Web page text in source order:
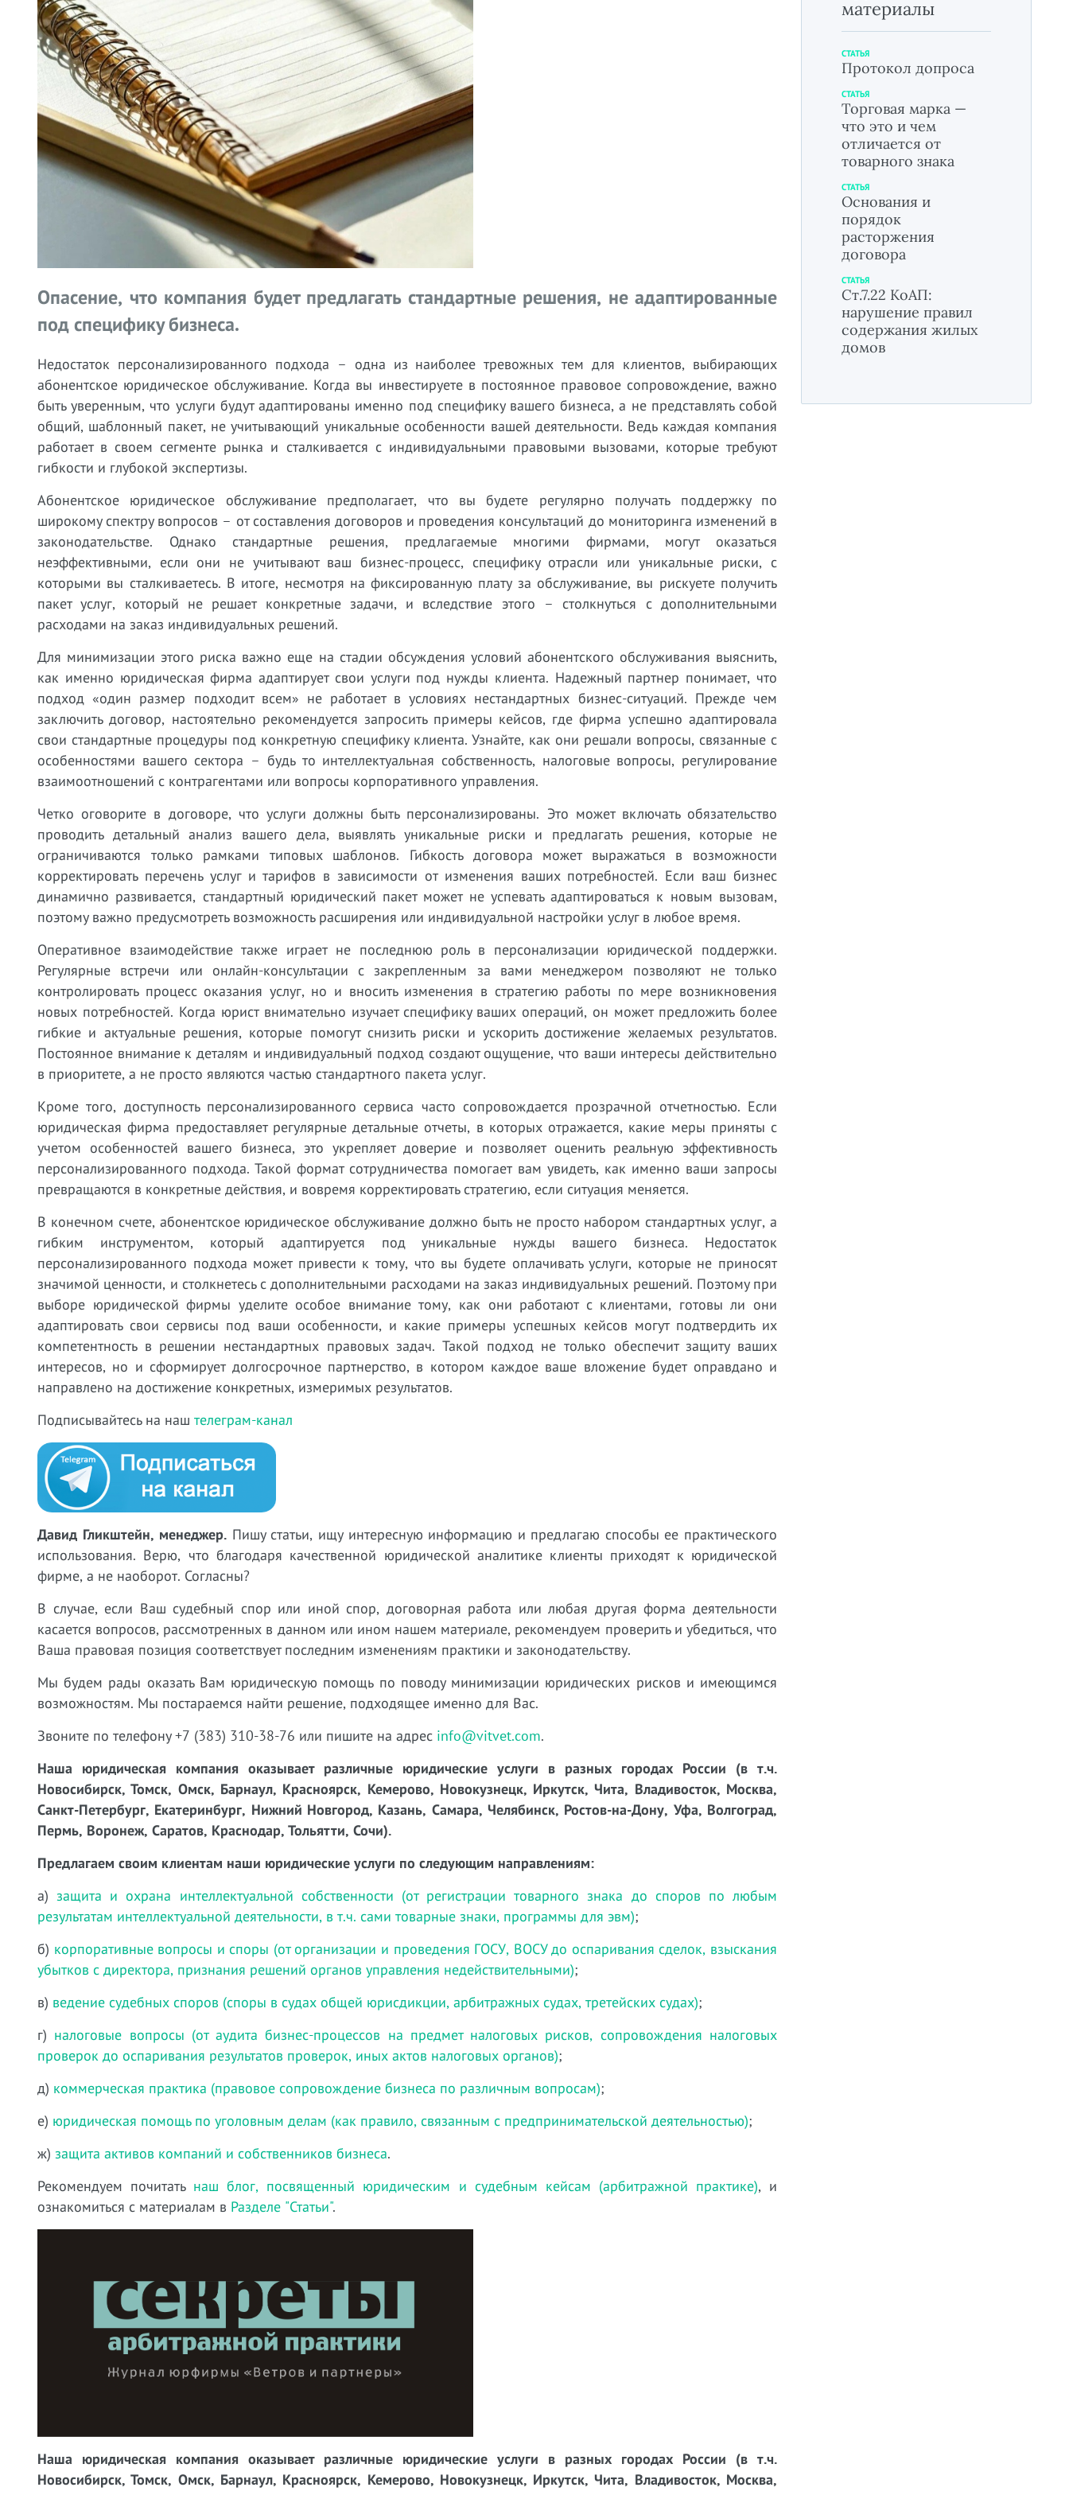
Опасение, что компания будет предлагать стандартные решения, не адаптированные
под специфику бизнеса.
Недостаток персонализированного подхода – одна из наиболее тревожных тем для клиентов, выбирающих
абонентское юридическое обслуживание. Когда вы инвестируете в постоянное правовое сопровождение, важно
быть уверенным, что услуги будут адаптированы именно под специфику вашего бизнеса, а не представлять собой
общий, шаблонный пакет, не учитывающий уникальные особенности вашей деятельности. Ведь каждая компания
работает в своем сегменте рынка и сталкивается с индивидуальными правовыми вызовами, которые требуют
гибкости и глубокой экспертизы.
Абонентское юридическое обслуживание предполагает, что вы будете регулярно получать поддержку по
широкому спектру вопросов – от составления договоров и проведения консультаций до мониторинга изменений в
законодательстве. Однако стандартные решения, предлагаемые многими фирмами, могут оказаться
неэффективными, если они не учитывают ваш бизнес-процесс, специфику отрасли или уникальные риски, с
которыми вы сталкиваетесь. В итоге, несмотря на фиксированную плату за обслуживание, вы рискуете получить
пакет услуг, который не решает конкретные задачи, и вследствие этого – столкнуться с дополнительными
расходами на заказ индивидуальных решений.
Для минимизации этого риска важно еще на стадии обсуждения условий абонентского обслуживания выяснить,
как именно юридическая фирма адаптирует свои услуги под нужды клиента. Надежный партнер понимает, что
подход «один размер подходит всем» не работает в условиях нестандартных бизнес-ситуаций. Прежде чем
заключить договор, настоятельно рекомендуется запросить примеры кейсов, где фирма успешно адаптировала
свои стандартные процедуры под конкретную специфику клиента. Узнайте, как они решали вопросы, связанные с
особенностями вашего сектора – будь то интеллектуальная собственность, налоговые вопросы, регулирование
взаимоотношений с контрагентами или вопросы корпоративного управления.
Четко оговорите в договоре, что услуги должны быть персонализированы. Это может включать обязательство
проводить детальный анализ вашего дела, выявлять уникальные риски и предлагать решения, которые не
ограничиваются только рамками типовых шаблонов. Гибкость договора может выражаться в возможности
корректировать перечень услуг и тарифов в зависимости от изменения ваших потребностей. Если ваш бизнес
динамично развивается, стандартный юридический пакет может не успевать адаптироваться к новым вызовам,
поэтому важно предусмотреть возможность расширения или индивидуальной настройки услуг в любое время.
Оперативное взаимодействие также играет не последнюю роль в персонализации юридической поддержки.
Регулярные встречи или онлайн-консультации с закрепленным за вами менеджером позволяют не только
контролировать процесс оказания услуг, но и вносить изменения в стратегию работы по мере возникновения
новых потребностей. Когда юрист внимательно изучает специфику ваших операций, он может предложить более
гибкие и актуальные решения, которые помогут снизить риски и ускорить достижение желаемых результатов.
Постоянное внимание к деталям и индивидуальный подход создают ощущение, что ваши интересы действительно
в приоритете, а не просто являются частью стандартного пакета услуг.
Кроме того, доступность персонализированного сервиса часто сопровождается прозрачной отчетностью. Если
юридическая фирма предоставляет регулярные детальные отчеты, в которых отражается, какие меры приняты с
учетом особенностей вашего бизнеса, это укрепляет доверие и позволяет оценить реальную эффективность
персонализированного подхода. Такой формат сотрудничества помогает вам увидеть, как именно ваши запросы
превращаются в конкретные действия, и вовремя корректировать стратегию, если ситуация меняется.
В конечном счете, абонентское юридическое обслуживание должно быть не просто набором стандартных услуг, а
гибким инструментом, который адаптируется под уникальные нужды вашего бизнеса. Недостаток
персонализированного подхода может привести к тому, что вы будете оплачивать услуги, которые не приносят
значимой ценности, и столкнетесь с дополнительными расходами на заказ индивидуальных решений. Поэтому при
выборе юридической фирмы уделите особое внимание тому, как они работают с клиентами, готовы ли они
адаптировать свои сервисы под ваши особенности, и какие примеры успешных кейсов могут подтвердить их
компетентность в решении нестандартных правовых задач. Такой подход не только обеспечит защиту ваших
интересов, но и сформирует долгосрочное партнерство, в котором каждое ваше вложение будет оправдано и
направлено на достижение конкретных, измеримых результатов.
Подписывайтесь на наш телеграм-канал
Давид Гликштейн, менеджер. Пишу статьи, ищу интересную информацию и предлагаю способы ее практического
использования. Верю, что благодаря качественной юридической аналитике клиенты приходят к юридической
фирме, а не наоборот. Согласны?
В случае, если Ваш судебный спор или иной спор, договорная работа или любая другая форма деятельности
касается вопросов, рассмотренных в данном или ином нашем материале, рекомендуем проверить и убедиться, что
Ваша правовая позиция соответствует последним изменениям практики и законодательству.
Мы будем рады оказать Вам юридическую помощь по поводу минимизации юридических рисков и имеющимся
возможностям. Мы постараемся найти решение, подходящее именно для Вас.
Звоните по телефону +7 (383) 310-38-76 или пишите на адрес info@vitvet.com.
Наша юридическая компания оказывает различные юридические услуги в разных городах России (в т.ч.
Новосибирск, Томск, Омск, Барнаул, Красноярск, Кемерово, Новокузнецк, Иркутск, Чита, Владивосток, Москва,
Санкт-Петербург, Екатеринбург, Нижний Новгород, Казань, Самара, Челябинск, Ростов-на-Дону, Уфа, Волгоград,
Пермь, Воронеж, Саратов, Краснодар, Тольятти, Сочи).
Предлагаем своим клиентам наши юридические услуги по следующим направлениям:
а)защита и охрана интеллектуальной собственности (от регистрации товарного знака до споров по любым
результатам интеллектуальной деятельности, в т.ч. сами товарные знаки, программы для эвм);
б) корпоративные вопросы и споры (от организации и проведения ГОСУ, ВОСУ до оспаривания сделок, взыскания
убытков с директора, признания решений органов управления недействительными);
в) ведение судебных споров (споры в судах общей юрисдикции, арбитражных судах, третейских судах);
г) налоговые вопросы (от аудита бизнес-процессов на предмет налоговых рисков, сопровождения налоговых
проверок до оспаривания результатов проверок, иных актов налоговых органов);
д) коммерческая практика (правовое сопровождение бизнеса по различным вопросам);
е) юридическая помощь по уголовным делам (как правило, связанным с предпринимательской деятельностью);
ж) защита активов компаний и собственников бизнеса.
Рекомендуем почитать наш блог, посвященный юридическим и судебным кейсам (арбитражной практике), и
ознакомиться с материалам в Разделе "Статьи".
Наша юридическая компания оказывает различные юридические услуги в разных городах России (в т.ч.
Новосибирск, Томск, Омск, Барнаул, Красноярск, Кемерово, Новокузнецк, Иркутск, Чита, Владивосток, Москва,
материалы
СТАТЬЯ
Протокол допроса
СТАТЬЯ
Торговая марка —
что это и чем
отличается от
товарного знака
СТАТЬЯ
Основания и
порядок
расторжения
договора
СТАТЬЯ
Ст.7.22 КоАП:
нарушение правил
содержания жилых
домов